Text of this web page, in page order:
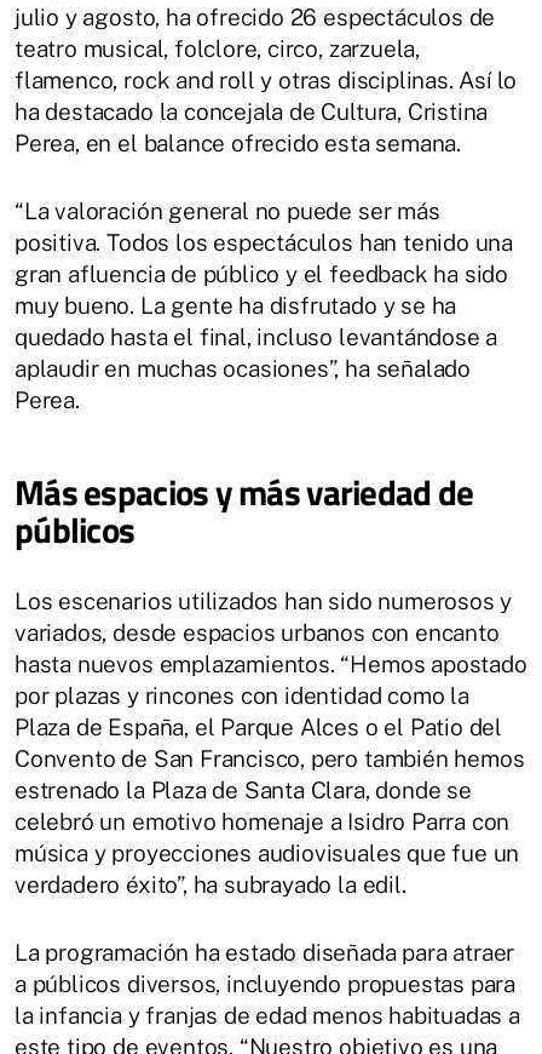
julio y agosto, ha ofrecido 26 espectáculos de
teatro musical, folclore, circo, zarzuela,
flamenco, rock and roll y otras disciplinas. Así lo
ha destacado la concejala de Cultura, Cristina
Perea, en el balance ofrecido esta semana.
“La valoración general no puede ser más
positiva. Todos los espectáculos han tenido una
gran afluencia de público y el feedback ha sido
muy bueno. La gente ha disfrutado y se ha
quedado hasta el final, incluso levantándose a
aplaudir en muchas ocasiones”, ha señalado
Perea.
Más espacios y más variedad de
públicos
Los escenarios utilizados han sido numerosos y
variados, desde espacios urbanos con encanto
hasta nuevos emplazamientos. “Hemos apostado
por plazas y rincones con identidad como la
Plaza de España, el Parque Alces o el Patio del
Convento de San Francisco, pero también hemos
estrenado la Plaza de Santa Clara, donde se
celebró un emotivo homenaje a Isidro Parra con
música y proyecciones audiovisuales que fue un
verdadero éxito”, ha subrayado la edil.
La programación ha estado diseñada para atraer
a públicos diversos, incluyendo propuestas para
la infancia y franjas de edad menos habituadas a
este tipo de eventos. “Nuestro objetivo es una